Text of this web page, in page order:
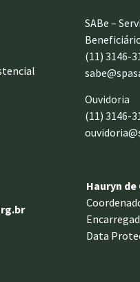
SABe –
(11) 3146-
Ouvidoria
(11) 3146-
Hauryn
Data